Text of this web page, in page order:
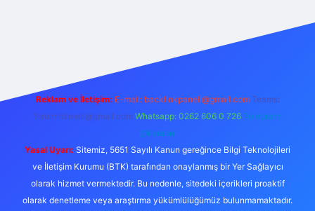
www.betexper.xyz/
Reklam ve İletişim: E-mail: backlinkpaneli@gmail.com Teams:
forumhizmeti@gmail.com Whatsapp: 0262 606 0 726 Telegram:
@karabul
Yasal Uyarı: Sitemiz, 5651 Sayılı Kanun gereğince Bilgi Teknolojileri
ve İletişim Kurumu (BTK) tarafından onaylanmış bir Yer Sağlayıcı
olarak hizmet vermektedir. Bu nedenle, sitedeki içerikleri proaktif
olarak denetleme veya araştırma yükümlülüğümüz bulunmamaktadır.